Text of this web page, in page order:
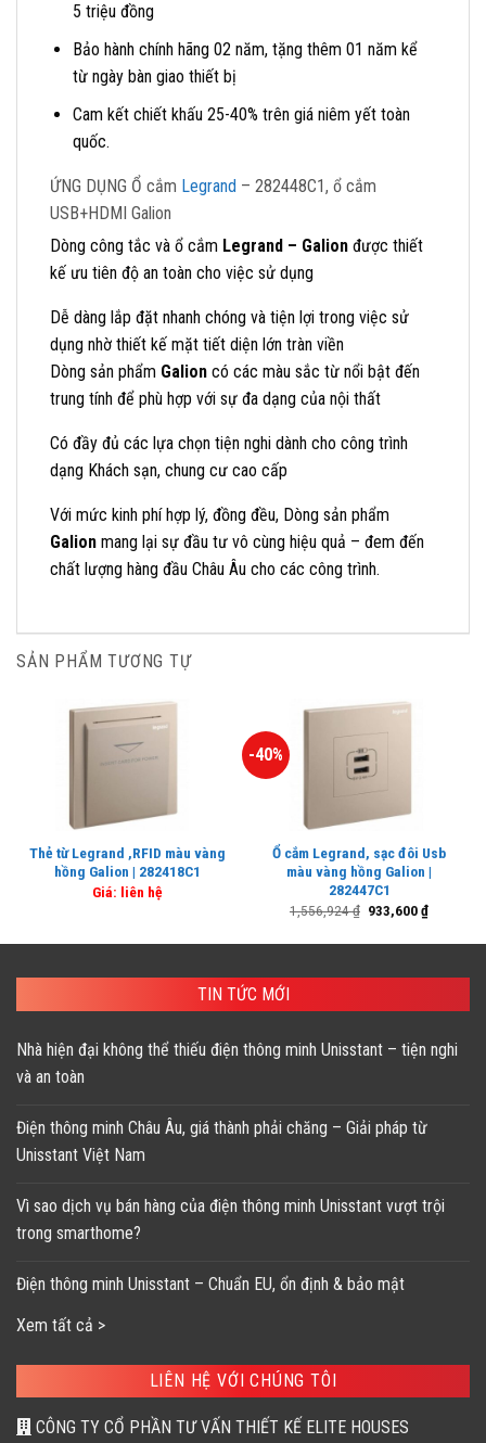
5 triệu đồng
Bảo hành chính hãng 02 năm, tặng thêm 01 năm kể
từ ngày bàn giao thiết bị
Cam kết chiết khấu 25-40% trên giá niêm yết toàn
quốc.
ỨNG DỤNG Ổ cắm Legrand – 282448C1, ổ cắm
USB+HDMI Galion
Dòng công tắc và ổ cắm Legrand – Galion được thiết
kế ưu tiên độ an toàn cho việc sử dụng
Dễ dàng lắp đặt nhanh chóng và tiện lợi trong việc sử
dụng nhờ thiết kế mặt tiết diện lớn tràn viền
Dòng sản phẩm Galion có các màu sắc từ nổi bật đến
trung tính để phù hợp với sự đa dạng của nội thất
Có đầy đủ các lựa chọn tiện nghi dành cho công trình
dạng Khách sạn, chung cư cao cấp
Với mức kinh phí hợp lý, đồng đều, Dòng sản phẩm
Galion mang lại sự đầu tư vô cùng hiệu quả – đem đến
chất lượng hàng đầu Châu Âu cho các công trình.
SẢN PHẨM TƯƠNG TỰ
Thẻ từ Legrand ,RFID màu vàng
hồng Galion | 282418C1
Giá: liên hệ
-40%
Ổ cắm Legrand, sạc đôi Usb
màu vàng hồng Galion |
282447C1
1,556,924₫ Giá
933,600₫Giá
TIN TỨC MỚI
Nhà hiện đại không thể thiếu điện thông minh Unisstant – tiện nghi
và an toàn
Điện thông minh Châu Âu, giá thành phải chăng – Giải pháp từ
Unisstant Việt Nam
Vì sao dịch vụ bán hàng của điện thông minh Unisstant vượt trội
trong smarthome?
Điện thông minh Unisstant – Chuẩn EU, ổn định & bảo mật
Xem tất cả >
LIÊN HỆ VỚI CHÚNG TÔI
CÔNG TY CỔ PHẦN TƯ VẤN THIẾT KẾ ELITE HOUSES